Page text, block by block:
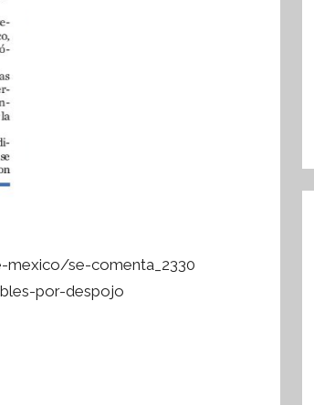
se-comenta_2330
por-despojo